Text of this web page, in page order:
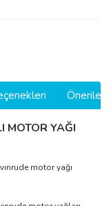
MOTOR YAĞI
ve diğer
motor yağı